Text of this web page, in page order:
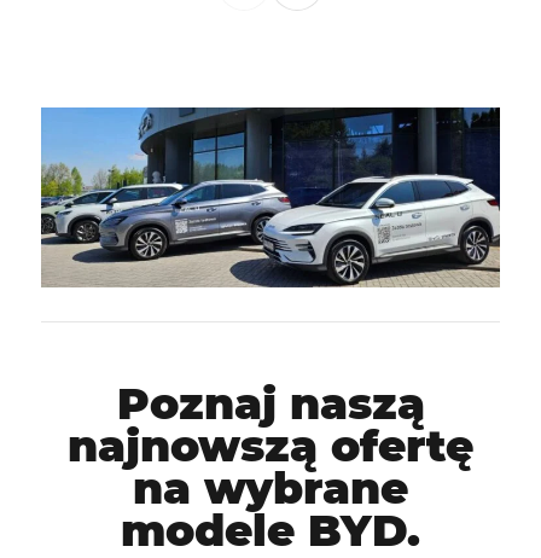
propozycji. Dziękujemy za miłą współpracę, przy
Poznaj naszą
najnowszą ofertę
na wybrane
modele BYD.